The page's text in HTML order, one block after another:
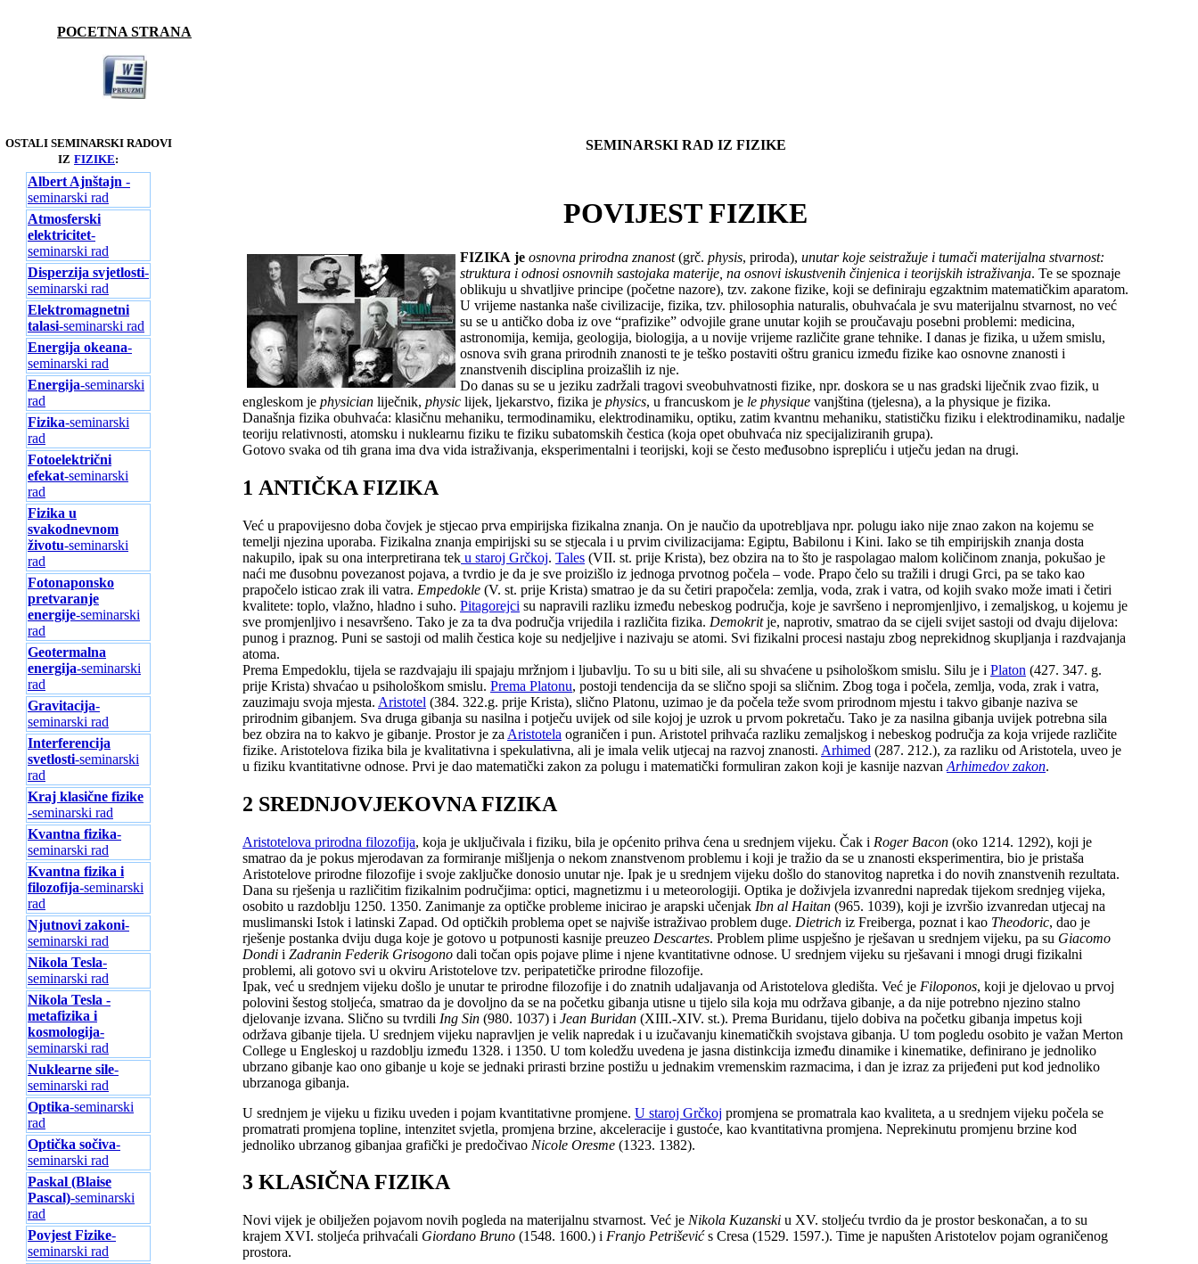
POCETNA STRANA
SEMINARSKI RAD IZ FIZIKE
OSTALI SEMINARSKI RADOVI
IZ FIZIKE:
Albert Ajnštajn -
seminarski rad
Atmosferski
elektricitet-
seminarski rad
Disperzija svjetlosti-
seminarski rad
Elektromagnetni
talasi-seminarski rad
Energija okeana-
seminarski rad
Energija-seminarski
rad
Fizika-seminarski
rad
Fotoelektrični
efekat-seminarski
rad
Fizika u
svakodnevnom
životu-seminarski
rad
Fotonaponsko
pretvaranje
energije-seminarski
rad
Geotermalna
energija-seminarski
rad
Gravitacija-
seminarski rad
Interferencija
svetlosti-seminarski
rad
Kraj klasične fizike
-seminarski rad
Kvantna fizika-
seminarski rad
Kvаntnа fizikа i
filozofijа-seminarski
rad
Njutnovi zakoni-
seminarski rad
Nikola Tesla-
seminarski rad
Nikola Tesla -
metafizika i
kosmologija-
seminarski rad
Nuklearne sile-
seminarski rad
Optika-seminarski
rad
Optička sočiva-
seminarski rad
Paskal (Blaise
Pascal)-seminarski
rad
Povjest Fizike-
seminarski rad
POVIJEST FIZIKE
FIZIKA je osnovna prirodna znanost(grč. physis, priroda), unutar koje seistražuje i tumači materijalna stvarnost:
struktura i odnosi osnovnih sastojaka materije, na osnovi iskustvenih činjenica i teorijskih istraživanja. Te se spoznaje
oblikuju u shvatljive principe (početne nazore), tzv. zakone fizike, koji se definiraju egzaktnim matematičkim aparatom.
U vrijeme nastanka naše civilizacije, fizika, tzv. philosophia naturalis, obuhvaćala je svu materijalnu stvarnost, no već
su se u antičko doba iz ove “prafizike” odvojile grane unutar kojih se proučavaju posebni problemi: medicina,
astronomija, kemija, geologija, biologija, a u novije vrijeme različite grane tehnike. I danas je fizika, u užem smislu,
osnova svih grana prirodnih znanosti te je teško postaviti oštru granicu između fizike kao osnovne znanosti i
znanstvenih disciplina proizašlih iz nje.
Do danas su se u jeziku zadržali tragovi sveobuhvatnosti fizike, npr. doskora se u nas gradski liječnik zvao fizik, u
engleskom je physician liječnik, physic lijek, ljekarstvo, fizika je physics, u francuskom je le physique vanjština (tjelesna), a la physique je fizika.
Današnja fizika obuhvaća: klasičnu mehaniku, termodinamiku, elektrodinamiku, optiku, zatim kvantnu mehaniku, statističku fiziku i elektrodinamiku, nadalje
teoriju relativnosti, atomsku i nuklearnu fiziku te fiziku subatomskih čestica (koja opet obuhvaća niz specijaliziranih grupa).
Gotovo svaka od tih grana ima dva vida istraživanja, eksperimentalni i teorijski, koji se često međusobno isprepliću i utječu jedan na drugi.
1 ANTIČKA FIZIKA
Već u prapovijesno doba čovjek je stjecao prva empirijska fizikalna znanja. On je naučio da upotrebljava npr. polugu iako nije znao zakon na kojemu se
temelji njezina uporaba. Fizikalna znanja empirijski su se stjecala i u prvim civilizacijama: Egiptu, Babilonu i Kini. Iako se tih empirijskih znanja dosta
nakupilo, ipak su ona interpretirana tek u staroj Grčkoj. Tales (VII. st. prije Krista), bez obzira na to što je raspolagao malom količinom znanja, pokušao je
naći me đusobnu povezanost pojava, a tvrdio je da je sve proizišlo iz jednoga prvotnog počela – vode. Prapo čelo su tražili i drugi Grci, pa se tako kao
prapočelo isticao zrak ili vatra. Empedokle (V. st. prije Krista) smatrao je da su četiri prapočela: zemlja, voda, zrak i vatra, od kojih svako može imati i četiri
kvalitete: toplo, vlažno, hladno i suho. Pitagorejci su napravili razliku između nebeskog područja, koje je savršeno i nepromjenljivo, i zemaljskog, u kojemu je
sve promjenljivo i nesavršeno. Tako je za ta dva područja vrijedila i različita fizika. Demokritje, naprotiv, smatrao da se cijeli svijet sastoji od dvaju dijelova:
punog i praznog. Puni se sastoji od malih čestica koje su nedjeljive i nazivaju se atomi. Svi fizikalni procesi nastaju zbog neprekidnog skupljanja i razdvajanja
atoma.
Prema Empedoklu, tijela se razdvajaju ili spajaju mržnjom i ljubavlju. To su u biti sile, ali su shvaćene u psihološkom smislu. Silu je i Platon (427. 347. g.
prije Krista) shvaćao u psihološkom smislu. Prema Platonu, postoji tendencija da se slično spoji sa sličnim. Zbog toga i počela, zemlja, voda, zrak i vatra,
zauzimaju svoja mjesta. Aristotel (384. 322.g. prije Krista), slično Platonu, uzimao je da počela teže svom prirodnom mjestu i takvo gibanje naziva se
prirodnim gibanjem. Sva druga gibanja su nasilna i potječu uvijek od sile kojoj je uzrok u prvom pokretaču. Tako je za nasilna gibanja uvijek potrebna sila
bez obzira na to kakvo je gibanje. Prostor je za Aristotela ograničen i pun. Aristotel prihvaća razliku zemaljskog i nebeskog područja za koja vrijede različite
fizike. Aristotelova fizika bila je kvalitativna i spekulativna, ali je imala velik utjecaj na razvoj znanosti. Arhimed (287. 212.), za razliku od Aristotela, uveo je
u fiziku kvantitativne odnose. Prvi je dao matematički zakon za polugu i matematički formuliran zakon koji je kasnije nazvan Arhimedov zakon.
2 SREDNJOVJEKOVNA FIZIKA
Aristotelova prirodna filozofija, koja je uključivala i fiziku, bila je općenito prihva ćena u srednjem vijeku. Čak i Roger Bacon (oko 1214. 1292), koji je
smatrao da je pokus mjerodavan za formiranje mišljenja o nekom znanstvenom problemu i koji je tražio da se u znanosti eksperimentira, bio je pristaša
Aristotelove prirodne filozofije i svoje zaključke donosio unutar nje. Ipak je u srednjem vijeku došlo do stanovitog napretka i do novih znanstvenih rezultata.
Dana su rješenja u različitim fizikalnim područjima: optici, magnetizmu i u meteorologiji. Optika je doživjela izvanredni napredak tijekom srednjeg vijeka,
osobito u razdoblju 1250. 1350. Zanimanje za optičke probleme inicirao je arapski učenjak Ibn al Haitan (965. 1039), koji je izvršio izvanredan utjecaj na
muslimanski Istok i latinski Zapad. Od optičkih problema opet se najviše istraživao problem duge. Dietrich iz Freiberga, poznat i kao Theodoric, dao je
rješenje postanka dviju duga koje je gotovo u potpunosti kasnije preuzeo Descartes. Problem plime uspješno je rješavan u srednjem vijeku, pa su Giacomo
Dondi i Zadranin Federik Grisogono dali točan opis pojave plime i njene kvantitativne odnose. U srednjem vijeku su rješavani i mnogi drugi fizikalni
problemi, ali gotovo svi u okviru Aristotelove tzv. peripatetičke prirodne filozofije.
Ipak, već u srednjem vijeku došlo je unutar te prirodne filozofije i do znatnih udaljavanja od Aristotelova gledišta. Već je Filoponos, koji je djelovao u prvoj
polovini šestog stoljeća, smatrao da je dovoljno da se na početku gibanja utisne u tijelo sila koja mu održava gibanje, a da nije potrebno njezino stalno
djelovanje izvana. Slično su tvrdili Ing Sin (980. 1037) i Jean Buridan (XIII.-XIV. st.). Prema Buridanu, tijelo dobiva na početku gibanja impetus koji
održava gibanje tijela. U srednjem vijeku napravljen je velik napredak i u izučavanju kinematičkih svojstava gibanja. U tom pogledu osobito je važan Merton
College u Engleskoj u razdoblju između 1328. i 1350. U tom koledžu uvedena je jasna distinkcija između dinamike i kinematike, definirano je jednoliko
ubrzano gibanje kao ono gibanje u koje se jednaki prirasti brzine postižu u jednakim vremenskim razmacima, i dan je izraz za prijeđeni put kod jednoliko
ubrzanoga gibanja.
U srednjem je vijeku u fiziku uveden i pojam kvantitativne promjene. U staroj Grčkoj promjena se promatrala kao kvaliteta, a u srednjem vijeku počela se
promatrati promjena topline, intenzitet svjetla, promjena brzine, akceleracije i gustoće, kao kvantitativna promjena. Neprekinutu promjenu brzine kod
jednoliko ubrzanog gibanjaa grafički je predočivao Nicole Oresme (1323. 1382).
3 KLASIČNA FIZIKA
Novi vijek je obilježen pojavom novih pogleda na materijalnu stvarnost. Već je Nikola Kuzanski u XV. stoljeću tvrdio da je prostor beskonačan, a to su
krajem XVI. stoljeća prihvaćali Giordano Bruno (1548. 1600.) i Franjo Petriševićs Cresa (1529. 1597.). Time je napušten Aristotelov pojam ograničenog
prostora.